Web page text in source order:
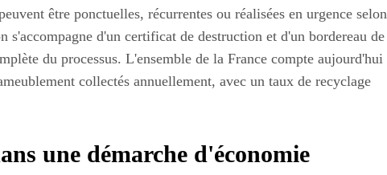
être ponctuelles, récurrentes ou réalisées en urgence selon
s'accompagne d'un certificat de destruction et d'un bordereau de
du processus. L'ensemble de la France compte aujourd'hui
collectés annuellement, avec un taux de recyclage
une démarche d'économie